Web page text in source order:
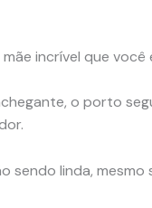
incrível que você
o porto
sendo linda,